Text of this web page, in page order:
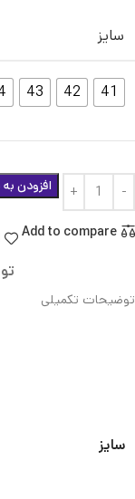
سایز
41
42
43
افزودن
Add to compare
توضیحات تکمیلی
سایز